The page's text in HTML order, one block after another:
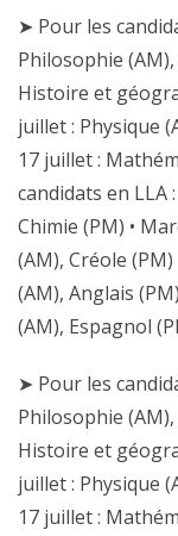
➤ Pour les
Philosophie
Histoire et
juillet : Physique
17 juillet :
candidats en LLA
Chimie (PM) •
(AM), Créole
(AM), Anglais
(AM), Espagnol
➤ Pour les
Philosophie
Histoire et
juillet : Physique
17 juillet :